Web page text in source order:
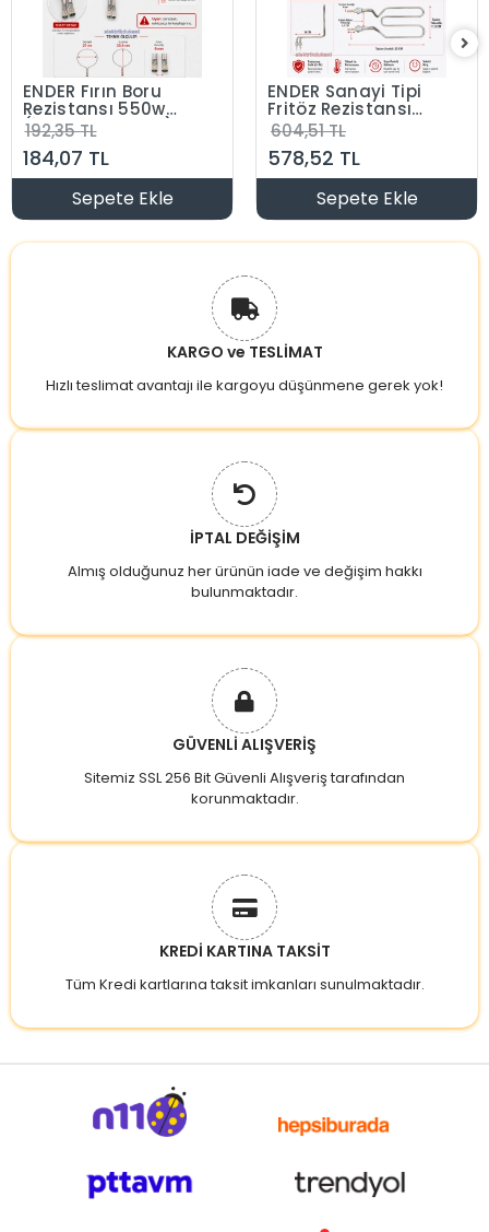
Fırın Boru
550w
Tipi)
220 Volt
Ni
TL
TL
Sepete Ekle
ENDER Sanayi Tipi
Fritöz Rezistansı
2500 Watt 220 Volt
8.5 ? Cr-Ni
604,51 TL
578,52 TL
Sepete Ekle
KARGO ve TESLİMAT
Hızlı teslimat avantajı ile kargoyu düşünmene gerek yok!
İPTAL DEĞİŞİM
Almış olduğunuz her ürünün iade ve değişim hakkı
bulunmaktadır.
GÜVENLİ ALIŞVERİŞ
Sitemiz SSL 256 Bit Güvenli Alışveriş tarafından
korunmaktadır.
KREDİ KARTINA TAKSİT
Tüm Kredi kartlarına taksit imkanları sunulmaktadır.